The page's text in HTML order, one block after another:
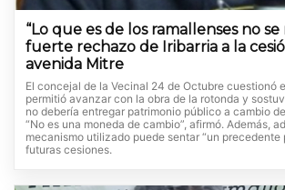
“Lo que es de los ramallenses no se
fuerte rechazo de Iribarria a la
avenida Mitre
El concejal de la Vecinal 24 de Octubre cuestionó
permitió avanzar con la obra de la rotonda y
no debería entregar patrimonio público a cambio
“No es una moneda de cambio”, afirmó. Además,
mecanismo utilizado puede sentar “un precedente
futuras cesiones.